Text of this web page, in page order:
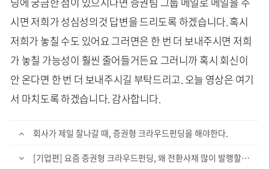
시면 저희가 성심성의것 답변을 드리도록 하겠습니다. 혹시
저희가 놓칠 수도 있어요 그러면은 한 번 더 보내주시면 저희
가 놓칠 가능성이 훨씬 줄어들거든요 그러니까 혹시 회신이
안 온다면 한 번 더 보내주시길 부탁드리고. 오늘 영상은 여기
서 마치도록 하겠습니다. 감사합니다.
회사가 제일 잘나갈 때, 증권형 크라우드펀딩을 해야한다.
[기업편] 요즘 증권형 크라우드펀딩, 왜 전환사채 많이 발행할까?